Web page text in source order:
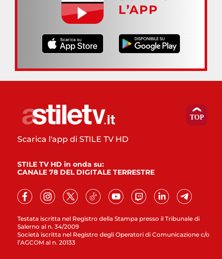
L’APP
Testata iscritta nel Registro della Stampa presso il Tribunale di
Salerno al n. 34/2009
Società iscritta nel Registro degli Operatori di Comunicazione c/o
l’AGCOM al n. 20133
Scarica l'app di STILE TV HD
STILE TV HD in onda su:
CANALE 78 DEL DIGITALE TERRESTRE